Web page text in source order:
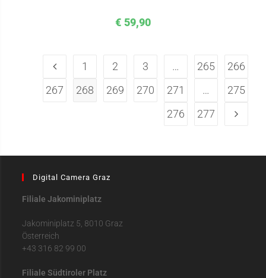
€ 59,90
1 2 3 … 265
266
267
268 269 270 271 …
275
276
277
Digital Camera Graz
Filiale Jakominiplatz
Jakominiplatz 5, 8010 Graz
Österreich
+43 316 82 99 00
Filiale Südtiroler Platz